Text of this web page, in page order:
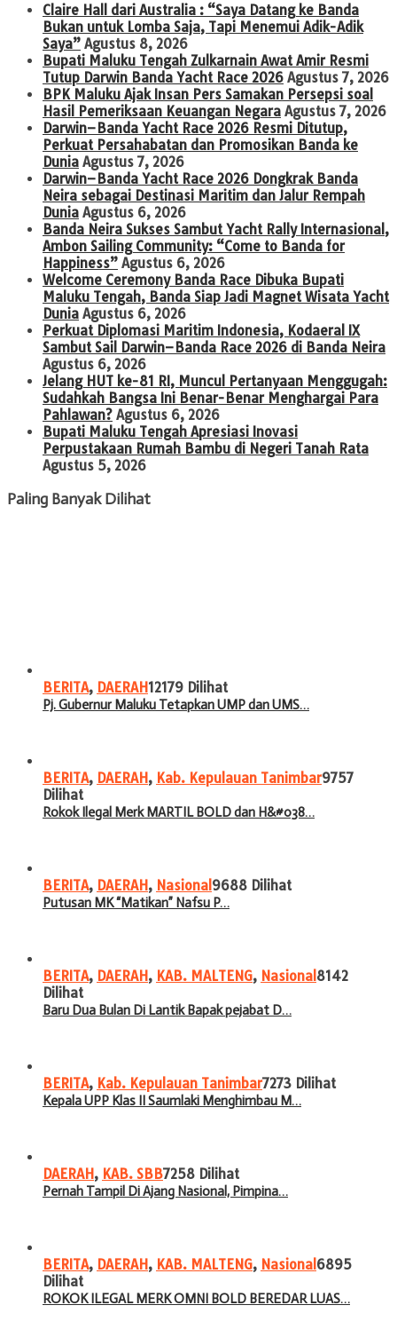
Claire Hall dari Australia : “Saya Datang ke Banda
Bukan untuk Lomba Saja, Tapi Menemui Adik-Adik
Saya” Agustus 8, 2026
Bupati Maluku Tengah Zulkarnain Awat Amir Resmi
Tutup Darwin Banda Yacht Race 2026 Agustus 7, 2026
BPK Maluku Ajak Insan Pers Samakan Persepsi soal
Hasil Pemeriksaan Keuangan Negara Agustus 7, 2026
Darwin–Banda Yacht Race 2026 Resmi Ditutup,
Perkuat Persahabatan dan Promosikan Banda ke
Dunia Agustus 7, 2026
Darwin–Banda Yacht Race 2026 Dongkrak Banda
Neira sebagai Destinasi Maritim dan Jalur Rempah
Dunia Agustus 6, 2026
Banda Neira Sukses Sambut Yacht Rally Internasional,
Ambon Sailing Community: “Come to Banda for
Happiness” Agustus 6, 2026
Welcome Ceremony Banda Race Dibuka Bupati
Maluku Tengah, Banda Siap Jadi Magnet Wisata Yacht
Dunia Agustus 6, 2026
Perkuat Diplomasi Maritim Indonesia, Kodaeral IX
Sambut Sail Darwin–Banda Race 2026 di Banda Neira
Agustus 6, 2026
Jelang HUT ke-81 RI, Muncul Pertanyaan Menggugah:
Sudahkah Bangsa Ini Benar-Benar Menghargai Para
Pahlawan? Agustus 6, 2026
Bupati Maluku Tengah Apresiasi Inovasi
Perpustakaan Rumah Bambu di Negeri Tanah Rata
Agustus 5, 2026
Paling Banyak Dilihat
BERITA, DAERAH12179 Dilihat
Pj. Gubernur Maluku Tetapkan UMP dan UMS…
BERITA, DAERAH, Kab. Kepulauan Tanimbar9757
Dilihat
Rokok Ilegal Merk MARTIL BOLD dan H&#038…
BERITA, DAERAH, Nasional 9688 Dilihat
Putusan MK “Matikan” Nafsu P…
BERITA, DAERAH, KAB. MALTENG, Nasional 8142
Dilihat
Baru Dua Bulan Di Lantik Bapak pejabat D…
BERITA, Kab. Kepulauan Tanimbar7273 Dilihat
Kepala UPP Klas II Saumlaki Menghimbau M…
DAERAH, KAB. SBB7258 Dilihat
Pernah Tampil Di Ajang Nasional, Pimpina…
BERITA, DAERAH, KAB. MALTENG, Nasional 6895
Dilihat
ROKOK ILEGAL MERK OMNI BOLD BEREDAR LUAS…